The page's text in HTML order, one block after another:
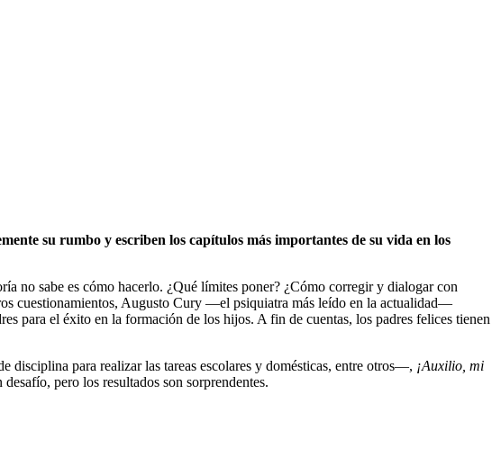
su rumbo y escriben los capítulos más importantes de su vida en los
no sabe es cómo hacerlo. ¿Qué límites poner? ¿Cómo corregir y dialogar con
cuestionamientos, Augusto Cury —el psiquiatra más leído en la actualidad—
para el éxito en la formación de los hijos. A fin de cuentas, los padres felices tienen
para realizar las tareas escolares y domésticas, entre otros—, ¡Auxilio, mi
pero los resultados son sorprendentes.